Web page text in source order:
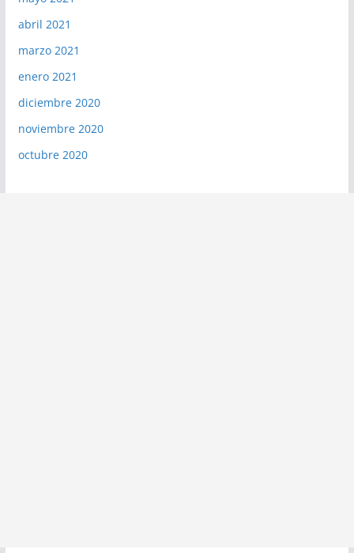
abril 2021
marzo 2021
enero 2021
diciembre 2020
noviembre 2020
octubre 2020